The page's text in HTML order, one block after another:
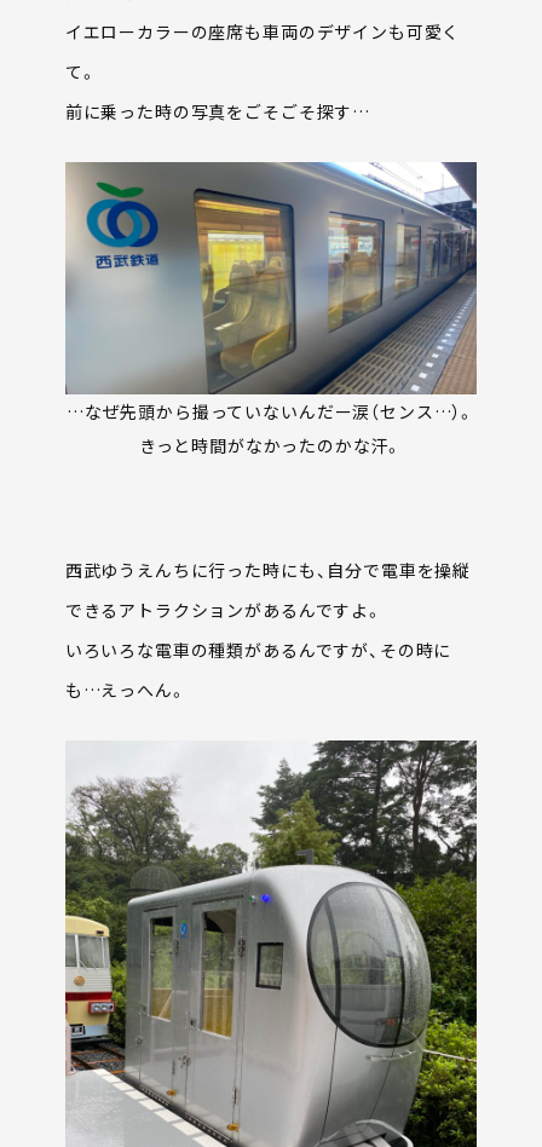
イエローカラーの座席も車両のデザインも可愛く
て。
前に乗った時の写真をごそごそ探す…
…なぜ先頭から撮っていないんだー涙（センス…）。
きっと時間がなかったのかな汗。
西武ゆうえんちに行った時にも、自分で電車を操縦
できるアトラクションがあるんですよ。
いろいろな電車の種類があるんですが、その時に
も…えっへん。